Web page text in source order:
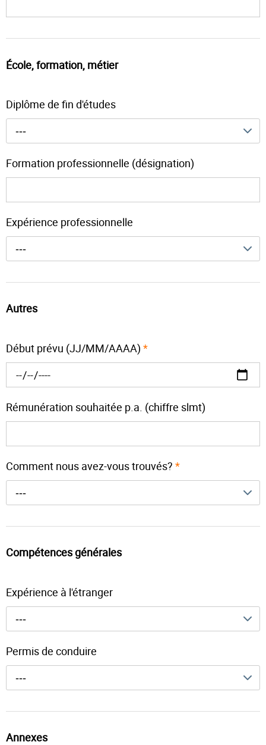
École, formation, métier
Diplôme de fin d'études
---
Formation professionnelle (désignation)
Expérience professionnelle
---
Autres
Début prévu (JJ/MM/AAAA) *
Rémunération souhaitée p.a. (chiffre slmt)
Comment nous avez-vous trouvés? *
---
Compétences générales
Expérience à l'étranger
---
Permis de conduire
---
Annexes